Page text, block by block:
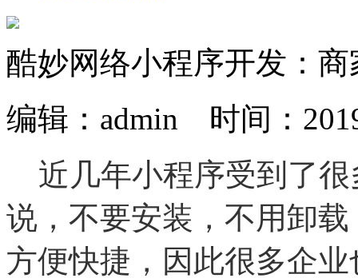
酷妙网络小程序开发：
编辑：admin 时间：
近几年小程序受到了
说，不要安装，不用卸
方便快捷，因此很多企